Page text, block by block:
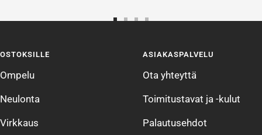
4
OSTOKSILLE
Ompelu
Neulonta
Virkkaus
ASIAKASPALVELU
Ota yhteyttä
Toimitustavat ja -kulut
Palautusehdot